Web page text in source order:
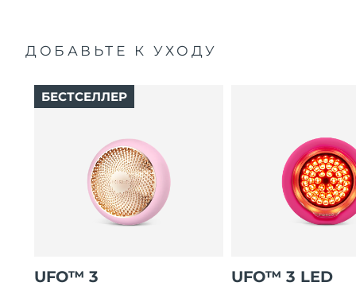
ДОБАВЬТЕ К УХОДУ
UFO™ 3
БЕСТСЕЛЛЕР
UFO™ 3 LED